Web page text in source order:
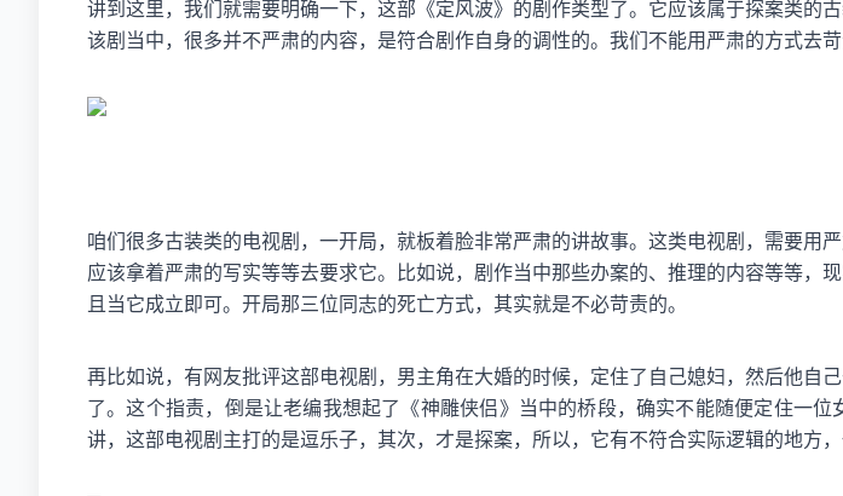
讲到这里，我们就需要明确一下，这部《定风波》的剧作类型了。它应该属于探案类
该剧当中，很多并不严肃的内容，是符合剧作自身的调性的。我们不能用严肃的方式去苛
咱们很多古装类的电视剧，一开局，就板着脸非常严肃的讲故事。这类电视剧，需要
应该拿着严肃的写实等等去要求它。比如说，剧作当中那些办案的、推理的内容等等
且当它成立即可。开局那三位同志的死亡方式，其实就是不必苛责的。
再比如说，有网友批评这部电视剧，男主角在大婚的时候，定住了自己媳妇，然后他
了。这个指责，倒是让老编我想起了《神雕侠侣》当中的桥段，确实不能随便定住一
讲，这部电视剧主打的是逗乐子，其次，才是探案，所以，它有不符合实际逻辑的地方，